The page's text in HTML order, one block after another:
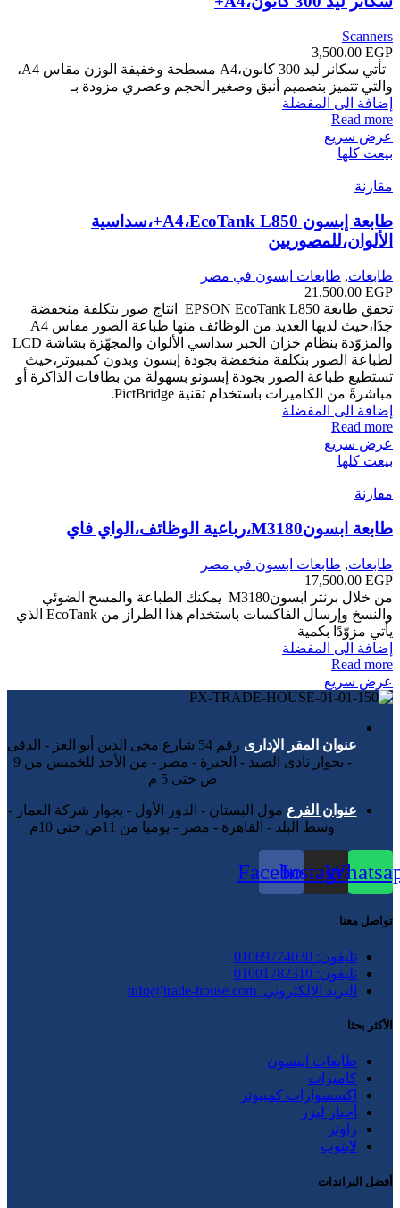
Scanners
3,500.00 EGP
تأتي سكانر ليد 300 كانون،A4 مسطحة وخفيفة الوزن مقاس A4،
والتي تتميز بتصميم أنيق وصغير الحجم وعصري مزودة بـ
إضافة الى المفضلة
Read more
عرض سريع
بيعت كلها
مقارنة
طابعة إبسون A4،EcoTank L850+،سداسية
الألوان،للمصوريين
طابعات, طابعات ابسون في مصر
21,500.00 EGP
تحقق طابعة EPSON EcoTank L850 انتاج صور بتكلفة منخفضة
جدًا،حيث لديها العديد من الوظائف منها طباعة الصور مقاس A4
والمزوّدة بنظام خزان الحبر سداسي الألوان والمجهّزة بشاشة LCD
لطباعة الصور بتكلفة منخفضة بجودة إبسون‬ وبدون كمبيوتر،حيث
تستطيع طباعة الصور بجودة إبسون‬و بسهولة من بطاقات الذاكرة أو
مباشرةً من الكاميرات باستخدام تقنية PictBridge.
إضافة الى المفضلة
Read more
عرض سريع
بيعت كلها
مقارنة
طابعة ابسونM3180،رباعية الوظائف،الواي فاي
طابعات, طابعات ابسون في مصر
17,500.00 EGP
من خلال برنتر ابسونM3180 يمكنك الطباعة والمسح الضوئي
والنسخ وإرسال الفاكسات باستخدام هذا الطراز من EcoTank الذي
يأتي مزوّدًا بكمية
إضافة الى المفضلة
Read more
عرض سريع
عنوان المقر الإدارى
رقم 54 شارع محى الدين أبو العز - الدقى
- بجوار نادى الصيد - الجيزة - مصر - من الأحد للخميس من 9
ص حتى 5 م
عنوان الفرع مول البستان - الدور الأول - بجوار شركة العمار -
وسط البلد - القاهرة - مصر - يوميا من 11ص حتى 10م
Instagram
Facebook
تواصل معنا
تليفون: 01069774030
تليفون: 01001782310
البريد الإلكتروني: info@trade-house.com
الأكثر بحثا
طابعات ايبسون
كاميرات
اكسسوارات كمبيوتر
أحبار ليزر
راوتر
لابتوب
أفضل البراندات